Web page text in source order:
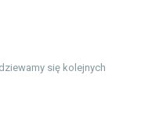
się kolejnych